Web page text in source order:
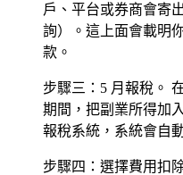
戶、平台或券商會寄
詢）。這上面會載明
款。
步驟三：5 月報稅。
期間，把副業所得加
報稅系統，系統會自
步驟四：選擇費用扣